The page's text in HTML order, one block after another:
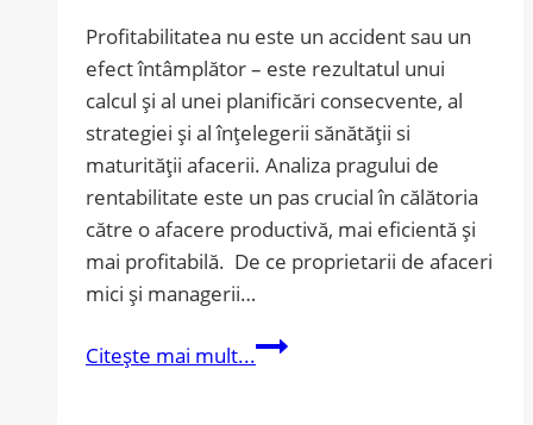
Profitabilitatea nu este un accident sau un
efect întâmplător – este rezultatul unui
calcul și al unei planificări consecvente, al
strategiei și al înțelegerii sănătății si
maturității afacerii. Analiza pragului de
rentabilitate este un pas crucial în călătoria
către o afacere productivă, mai eficientă și
mai profitabilă. De ce proprietarii de afaceri
mici și managerii…
Citește mai mult...Pragul